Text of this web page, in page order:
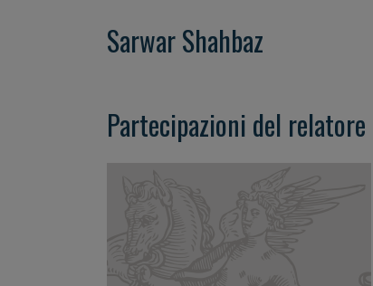
Sarwar Shahbaz
Partecipazioni del relatore